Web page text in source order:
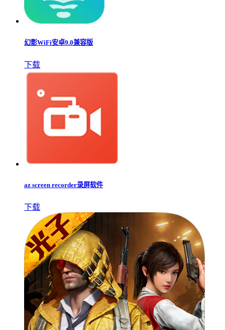
幻影WiFi安卓9.0兼容版
下载
az screen recorder录屏软件
下载